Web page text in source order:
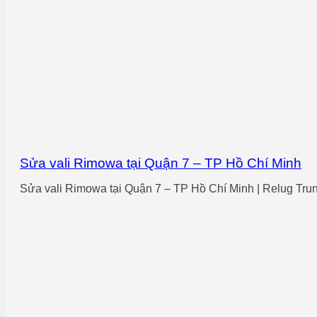
Sửa vali Rimowa tại Quận 7 – TP Hồ Chí Minh
Sửa vali Rimowa tại Quận 7 – TP Hồ Chí Minh | Relug